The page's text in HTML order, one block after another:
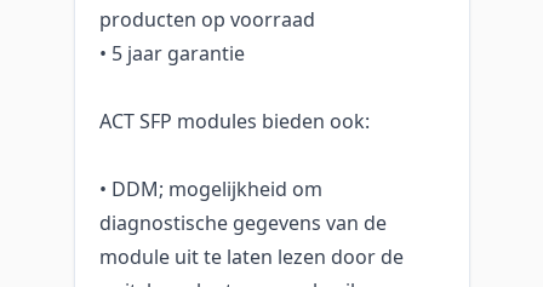
producten op voorraad
• 5 jaar garantie
ACT SFP modules bieden ook:
• DDM; mogelijkheid om
diagnostische gegevens van de
module uit te laten lezen door de